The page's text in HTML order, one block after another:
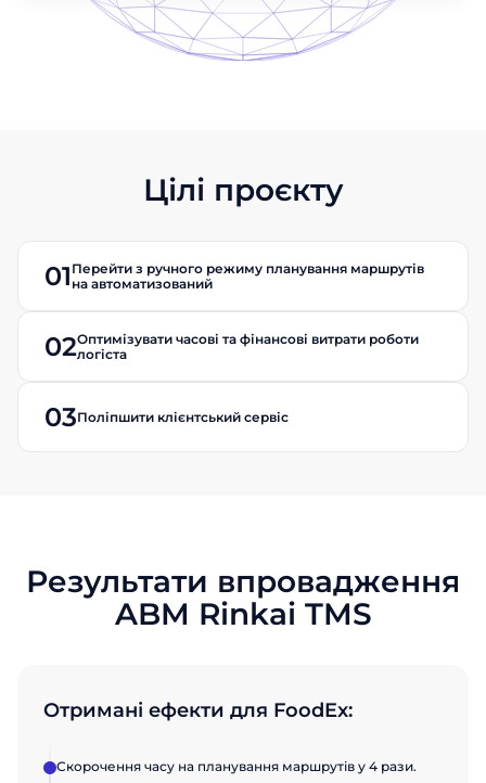
Заповніть форму, щоб дізнатися
Цілі проєкту
01 Перейти з ручного режиму планування маршрутів
на автоматизований
02Оптимізувати часові та фінансові витрати роботи
логіста
03Поліпшити клієнтський сервіс
Результати впровадження
ABM Rinkai TMS
Отримані ефекти для FoodEx:
Скорочення часу на планування маршрутів у 4 рази.
Заповніть форму, щоб дізнатися